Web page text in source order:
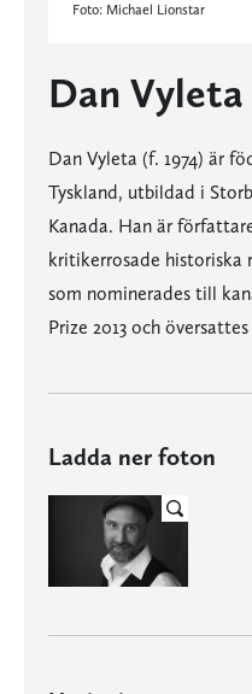
Foto: Michael Lionstar
Dan Vyleta
Dan Vyleta (f. 1974) är
Tyskland, utbildad i
Kanada. Han är
kritikerrosade historiska
som nominerades till
Prize 2013 och
Ladda ner foton